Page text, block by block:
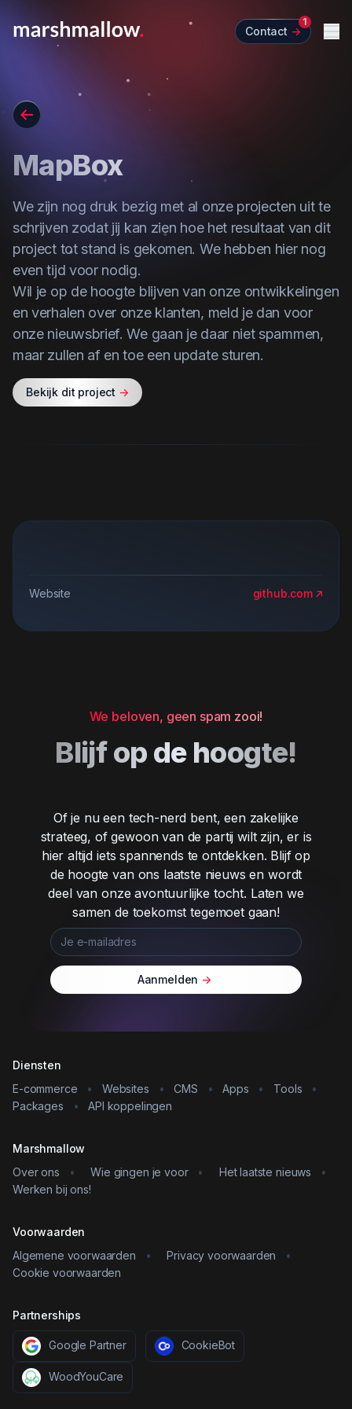
Contact ->
1
Go back
MapBox
We zijn nog druk bezig met al onze projecten uit te
schrijven zodat jij kan zien hoe het resultaat van dit
project tot stand is gekomen. We hebben hier nog
even tijd voor nodig.
Wil je op de hoogte blijven van onze ontwikkelingen
en verhalen over onze klanten, meld je dan voor
onze nieuwsbrief. We gaan je daar niet spammen,
maar zullen af en toe een update sturen.
Bekijk dit project ->
Website github.com
We beloven, geen spam zooi!
Blijf op de hoogte!
Of je nu een tech-nerd bent, een zakelijke
strateeg, of gewoon van de partij wilt zijn, er is
hier altijd iets spannends te ontdekken. Blijf op
de hoogte van ons laatste nieuws en wordt
deel van onze avontuurlijke tocht. Laten we
samen de toekomst tegemoet gaan!
Aanmelden ->
Diensten
E-commerce
• Websites • CMS • Apps • Tools
•
Packages
• API koppelingen
Marshmallow
Over ons
• Wie gingen je voor • Het laatste nieuws
•
Werken bij ons!
Voorwaarden
Algemene voorwaarden
• Privacy voorwaarden
•
Cookie voorwaarden
Partnerships
Google Partner CookieBot
WoodYouCare